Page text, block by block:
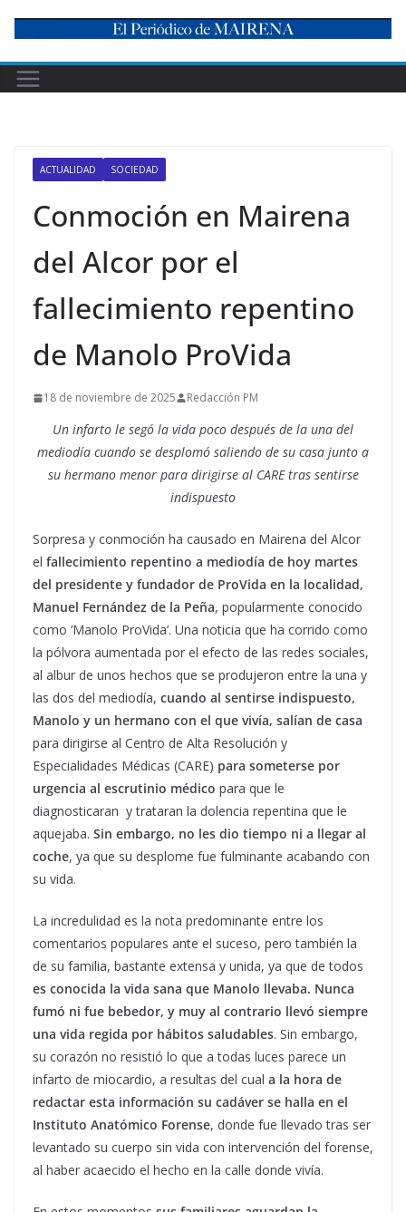
content
ACTUALIDAD SOCIEDAD
Conmoción en Mairena
del Alcor por el
fallecimiento repentino
de Manolo ProVida
18 de noviembre de 2025 Redacción PM
Un infarto le segó la vida poco después de la una del
mediodía cuando se desplomó saliendo de su casa junto a
su hermano menor para dirigirse al CARE tras sentirse
indispuesto
Sorpresa y conmoción ha causado en Mairena del Alcor
el fallecimiento repentino a mediodía de hoy martes
del presidente y fundador de ProVida en la localidad,
Manuel Fernández de la Peña, popularmente conocido
como ‘Manolo ProVida’. Una noticia que ha corrido como
la pólvora aumentada por el efecto de las redes sociales,
al albur de unos hechos que se produjeron entre la una y
las dos del mediodía, cuando al sentirse indispuesto,
Manolo y un hermano con el que vivía, salían de casa
para dirigirse al Centro de Alta Resolución y
Especialidades Médicas (CARE) para someterse por
urgencia al escrutinio médico para que le
diagnosticaran y trataran la dolencia repentina que le
aquejaba. Sin embargo, no les dio tiempo ni a llegar al
coche, ya que su desplome fue fulminante acabando con
su vida.
La incredulidad es la nota predominante entre los
comentarios populares ante el suceso, pero también la
de su familia, bastante extensa y unida, ya que de todos
es conocida la vida sana que Manolo llevaba. Nunca
fumó ni fue bebedor, y muy al contrario llevó siempre
una vida regida por hábitos saludables. Sin embargo,
su corazón no resistió lo que a todas luces parece un
infarto de miocardio, a resultas del cual a la hora de
redactar esta información su cadáver se halla en el
Instituto Anatómico Forense, donde fue llevado tras ser
levantado su cuerpo sin vida con intervención del forense,
al haber acaecido el hecho en la calle donde vivía.